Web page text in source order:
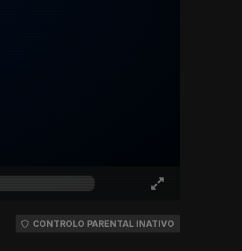
CONTROLO PARENTAL INATIVO